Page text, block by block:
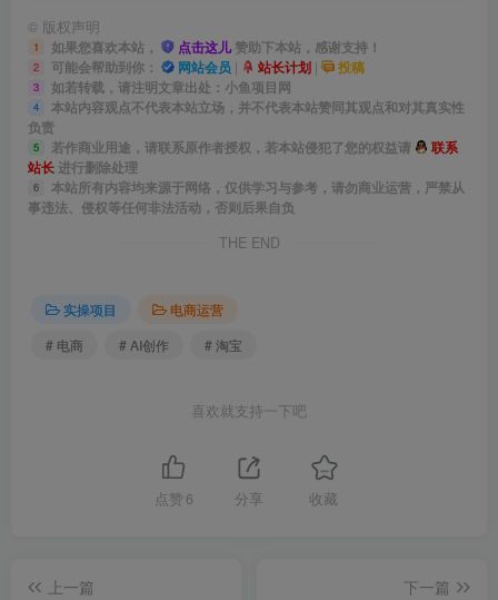
© 版权声明
1 如果您喜欢本站， 点击这儿赞助下本站，感谢支持！
2 可能会帮助到你： 网站会员 | 站长计划 | 投稿
3 如若转载，请注明文章出处：小鱼项目网
4
本站内容观点不代表本站立场，并不代表本站赞同其观点和对其真实性
负责
5 若作商业用途，请联系原作者授权，若本站侵犯了您的权益请
联系
站长进行删除处理
6
本站所有内容均来源于网络，仅供学习与参考，请勿商业运营，严禁从
事违法、侵权等任何非法活动，否则后果自负
THE END
实操项目
电商运营
# 电商
# AI创作 # 淘宝
喜欢就支持一下吧
点赞 6 分享 收藏
上一篇
下一篇